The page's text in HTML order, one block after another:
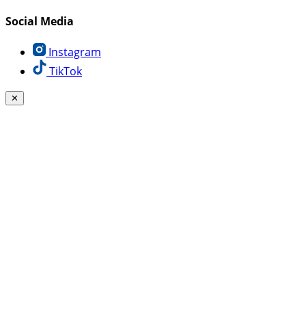
Social Media
Instagram
TikTok
✕